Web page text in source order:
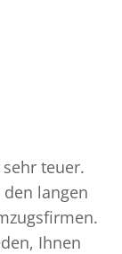
teuer.
langen
Ihnen